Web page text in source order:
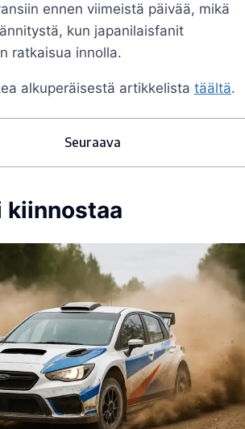
ennen viimeistä päivää, mikä
kun japanilaisfanit
ratkaisua innolla.
alkuperäisestä artikkelista täältä.
Seuraava
kiinnostaa